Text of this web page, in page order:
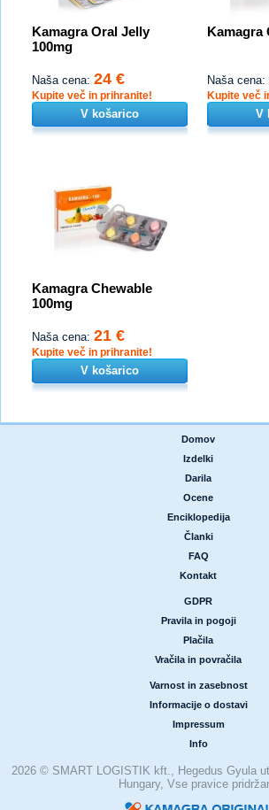
Kamagra Oral Jelly
100mg
Naša cena: 24 €
Kupite več in prihranite!
V košarico
Kamagra
Naša cena:
Kupite več
V
Kamagra Chewable
100mg
Naša cena: 21 €
Kupite več in prihranite!
V košarico
Domov
Izdelki
Darila
Ocene
Enciklopedija
Članki
FAQ
Kontakt
GDPR
Pravila in pogoji
Plačila
Vračila in povračila
Varnost in zasebnost
Informacije o dostavi
Impressum
Info
2026 © SMART LOGISTIK kft., Hegedus Gyula
Hungary, Vse pravice